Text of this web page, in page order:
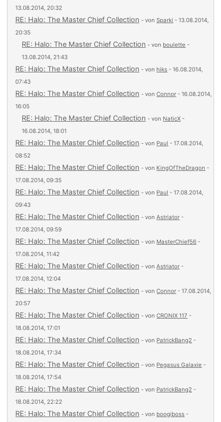
13.08.2014, 20:32
RE: Halo: The Master Chief Collection - vonSparki - 13.08.2014,
20:35
RE: Halo: The Master Chief Collection - von boulette -
13.08.2014, 21:43
RE: Halo: The Master Chief Collection - von hiks - 16.08.2014,
07:43
RE: Halo: The Master Chief Collection - vonConnor - 16.08.2014,
16:05
RE: Halo: The Master Chief Collection - von NaticX -
16.08.2014, 18:01
RE: Halo: The Master Chief Collection - von Paul - 17.08.2014,
08:52
RE: Halo: The Master Chief Collection - von KingOfTheDragon -
17.08.2014, 09:35
RE: Halo: The Master Chief Collection - von Paul - 17.08.2014,
09:43
RE: Halo: The Master Chief Collection - vonAstriator -
17.08.2014, 09:59
RE: Halo: The Master Chief Collection - von MasterChief56 -
17.08.2014, 11:42
RE: Halo: The Master Chief Collection - vonAstriator -
17.08.2014, 12:04
RE: Halo: The Master Chief Collection - vonConnor - 17.08.2014,
20:57
RE: Halo: The Master Chief Collection - vonCRONIX 117 -
18.08.2014, 17:01
RE: Halo: The Master Chief Collection - von PatrickBang2 -
18.08.2014, 17:34
RE: Halo: The Master Chief Collection - von Pegasus Galaxie -
18.08.2014, 17:54
RE: Halo: The Master Chief Collection - von PatrickBang2 -
18.08.2014, 22:22
RE: Halo: The Master Chief Collection - von boogiboss -